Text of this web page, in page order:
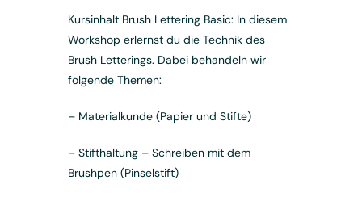
Kursinhalt Brush Lettering Basic: In diesem
Workshop erlernst du die Technik des
Brush Letterings. Dabei behandeln wir
folgende Themen:
– Materialkunde (Papier und Stifte)
– Stifthaltung – Schreiben mit dem
Brushpen (Pinselstift)